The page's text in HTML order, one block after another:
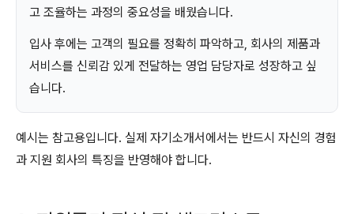
고 조율하는 과정의 중요성을 배웠습니다.
입사 후에는 고객의 필요를 정확히 파악하고, 회사의 제품과
서비스를 신뢰감 있게 전달하는 영업 담당자로 성장하고 싶
습니다.
예시는 참고용입니다. 실제 자기소개서에서는 반드시 자신의 경험
과 지원 회사의 특징을 반영해야 합니다.